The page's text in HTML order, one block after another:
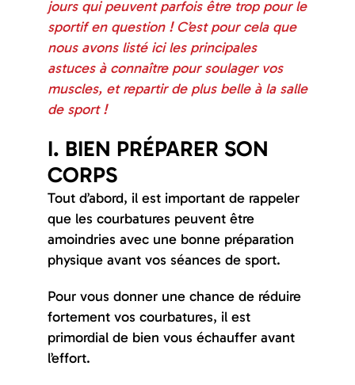
Entrainements
Vos objectifs
Contact
jours qui peuvent parfois être trop pour le
sportif en question ! C’est pour cela que
nous avons listé ici les principales
astuces à connaître pour soulager vos
muscles, et repartir de plus belle à la salle
de sport !
I. BIEN PRÉPARER SON
CORPS
Tout d’abord, il est important de rappeler
que les courbatures peuvent être
amoindries avec une bonne préparation
physique avant vos séances de sport.
Pour vous donner une chance de réduire
fortement vos courbatures, il est
primordial de bien vous échauffer avant
l’effort.